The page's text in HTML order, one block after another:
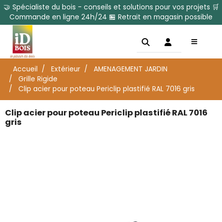
🤝 Spécialiste du bois - conseils et solutions pour vos projets 🛒
Commande en ligne 24h/24 🏪 Retrait en magasin possible
Accueil Extérieur
AMENAGEMENT JARDIN
Grille Rigide
Clip acier pour poteau Periclip plastifié RAL 7016 gris
Clip acier pour poteau Periclip plastifié RAL 7016
gris